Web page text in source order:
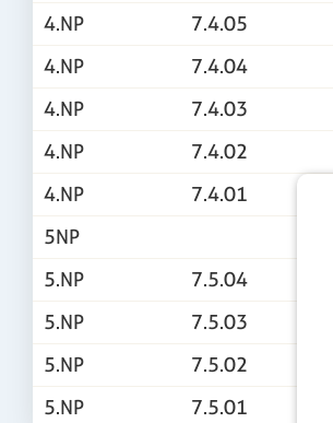
4.NP
7.4.05
4.NP
7.4.04
4.NP
7.4.03
4.NP
7.4.02
4.NP
7.4.01
5NP
5.NP
7.5.04
5.NP
7.5.03
5.NP
7.5.02
5.NP
7.5.01